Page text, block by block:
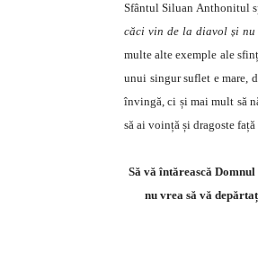
Sfântul Siluan Anthonitul
căci vin de la diavol și
multe alte exemple ale
unui singur suflet e mare,
învingă, ci și mai mult să
să ai voință și dragoste
Să vă întărească
nu vrea să vă